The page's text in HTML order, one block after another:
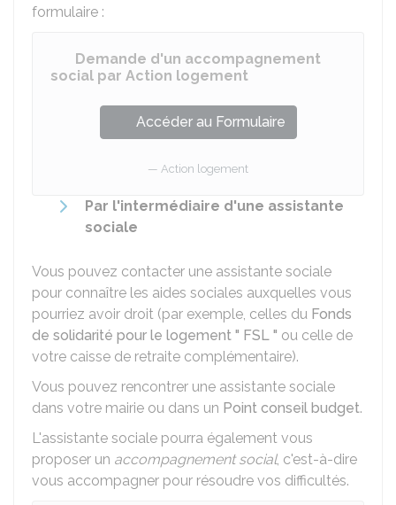
formulaire :
Demande d'un accompagnement
social par Action logement
Accéder au Formulaire
Action logement
Par l'intermédiaire d'une assistante
sociale
Vous pouvez contacter une assistante sociale
pour connaître les aides sociales auxquelles vous
pourriez avoir droit (par exemple, celles du Fonds
de solidarité pour le logement " FSL " ou celle de
votre caisse de retraite complémentaire).
Vous pouvez rencontrer une assistante sociale
dans votre mairie ou dans un Point conseil budget.
L'assistante sociale pourra également vous
proposer un accompagnement social, c'est-à-dire
vous accompagner pour résoudre vos difficultés.